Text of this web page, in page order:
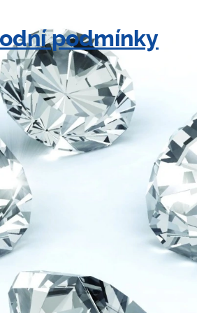
podmínky